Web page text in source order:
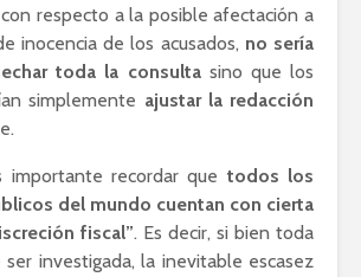
respecto a la posible afectación a
inocencia de los acusados, no sería
toda la consultasino que los
simplemente ajustar la redacción
importante recordar que todos los
del mundo cuentan con cierta
fiscal”. Es decir, si bien toda
investigada, la inevitable escasez